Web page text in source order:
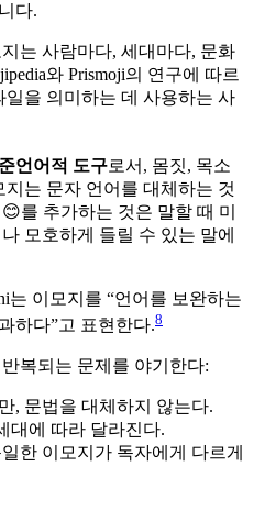
다.
는 사람마다, 세대마다, 문화
와 Prismoji의 연구에 따르
을 의미하는 데 사용하는 사
준언어적 도구로서, 몸짓, 목소
는 문자 언어를 대체하는 것
를 추가하는 것은 말할 때 미
모호하게 들릴 수 있는 말에
는 이모지를 “언어를 보완하는
하다”고 표현한다.8
복되는 문제를 야기한다:
, 문법을 대체하지 않는다.
대에 따라 달라진다.
한 이모지가 독자에게 다르게